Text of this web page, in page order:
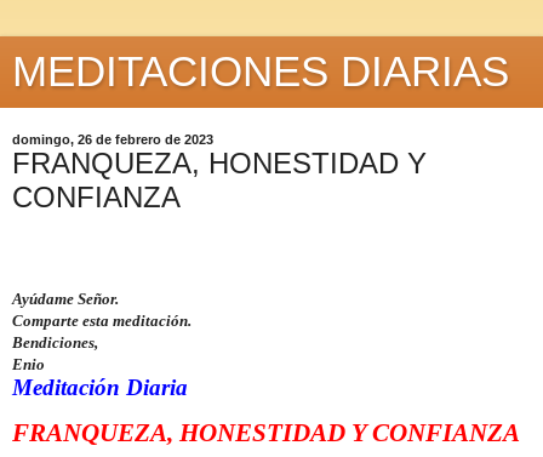
MEDITACIONES DIARIAS
domingo, 26 de febrero de 2023
FRANQUEZA, HONESTIDAD Y
CONFIANZA
Ayúdame Señor.
Comparte esta meditación.
Bendiciones,
Enio
Meditación Diaria
FRANQUEZA, HONESTIDAD Y CONFIANZA